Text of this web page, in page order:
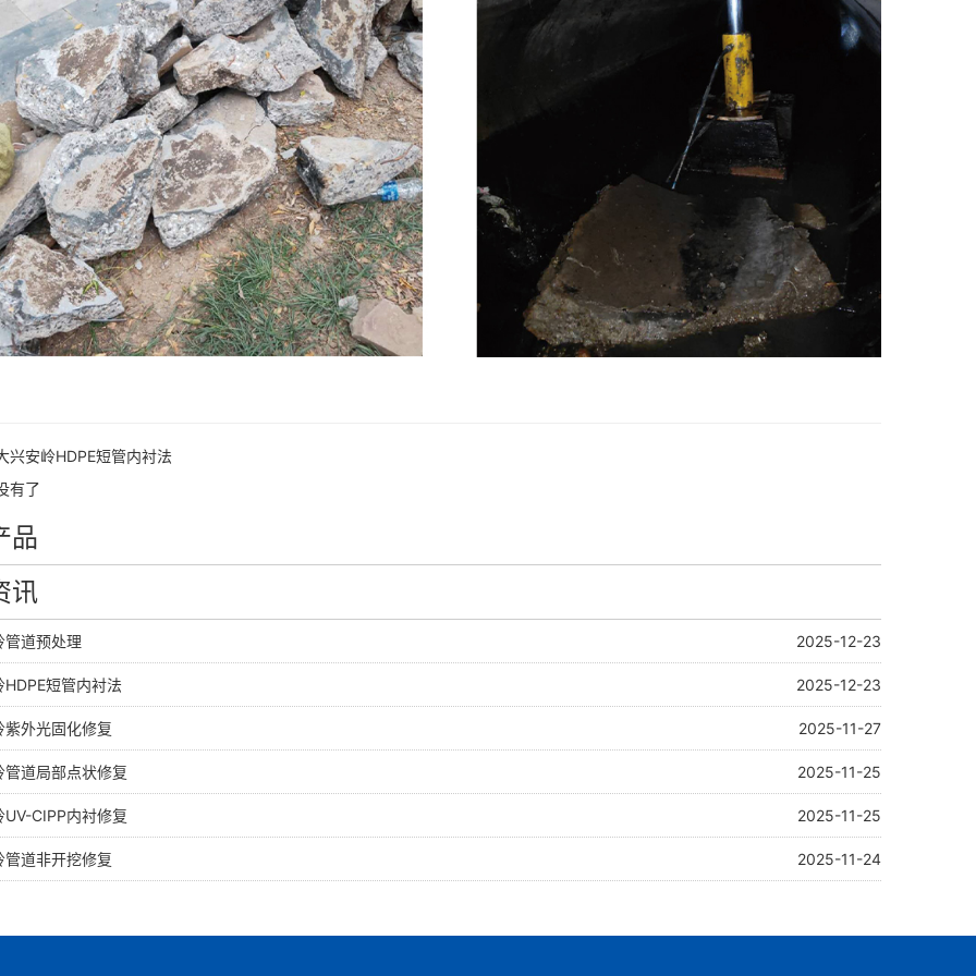
兴安岭HDPE短管内衬法
有了
品
讯
管道预处理 2025-12-23
HDPE短管内衬法 2025-12-23
紫外光固化修复 2025-11-27
管道局部点状修复 2025-11-25
UV-CIPP内衬修复 2025-11-25
管道非开挖修复 2025-11-24